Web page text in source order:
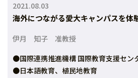
2021.08.03
海外につながる愛大キャンパスを体
伊月 知子 准教授
●国際連携推進機構 国際教育支援セン
●日本語教育、植民地教育